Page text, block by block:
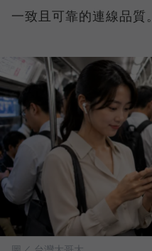
一致且可靠的連線品質。